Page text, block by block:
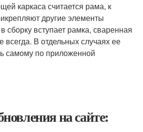
каркаса считается рама, к
другие элементы
сборку вступает рамка, сваренная
всегда. В отдельных случаях ее
самому по приложенной
на сайте: